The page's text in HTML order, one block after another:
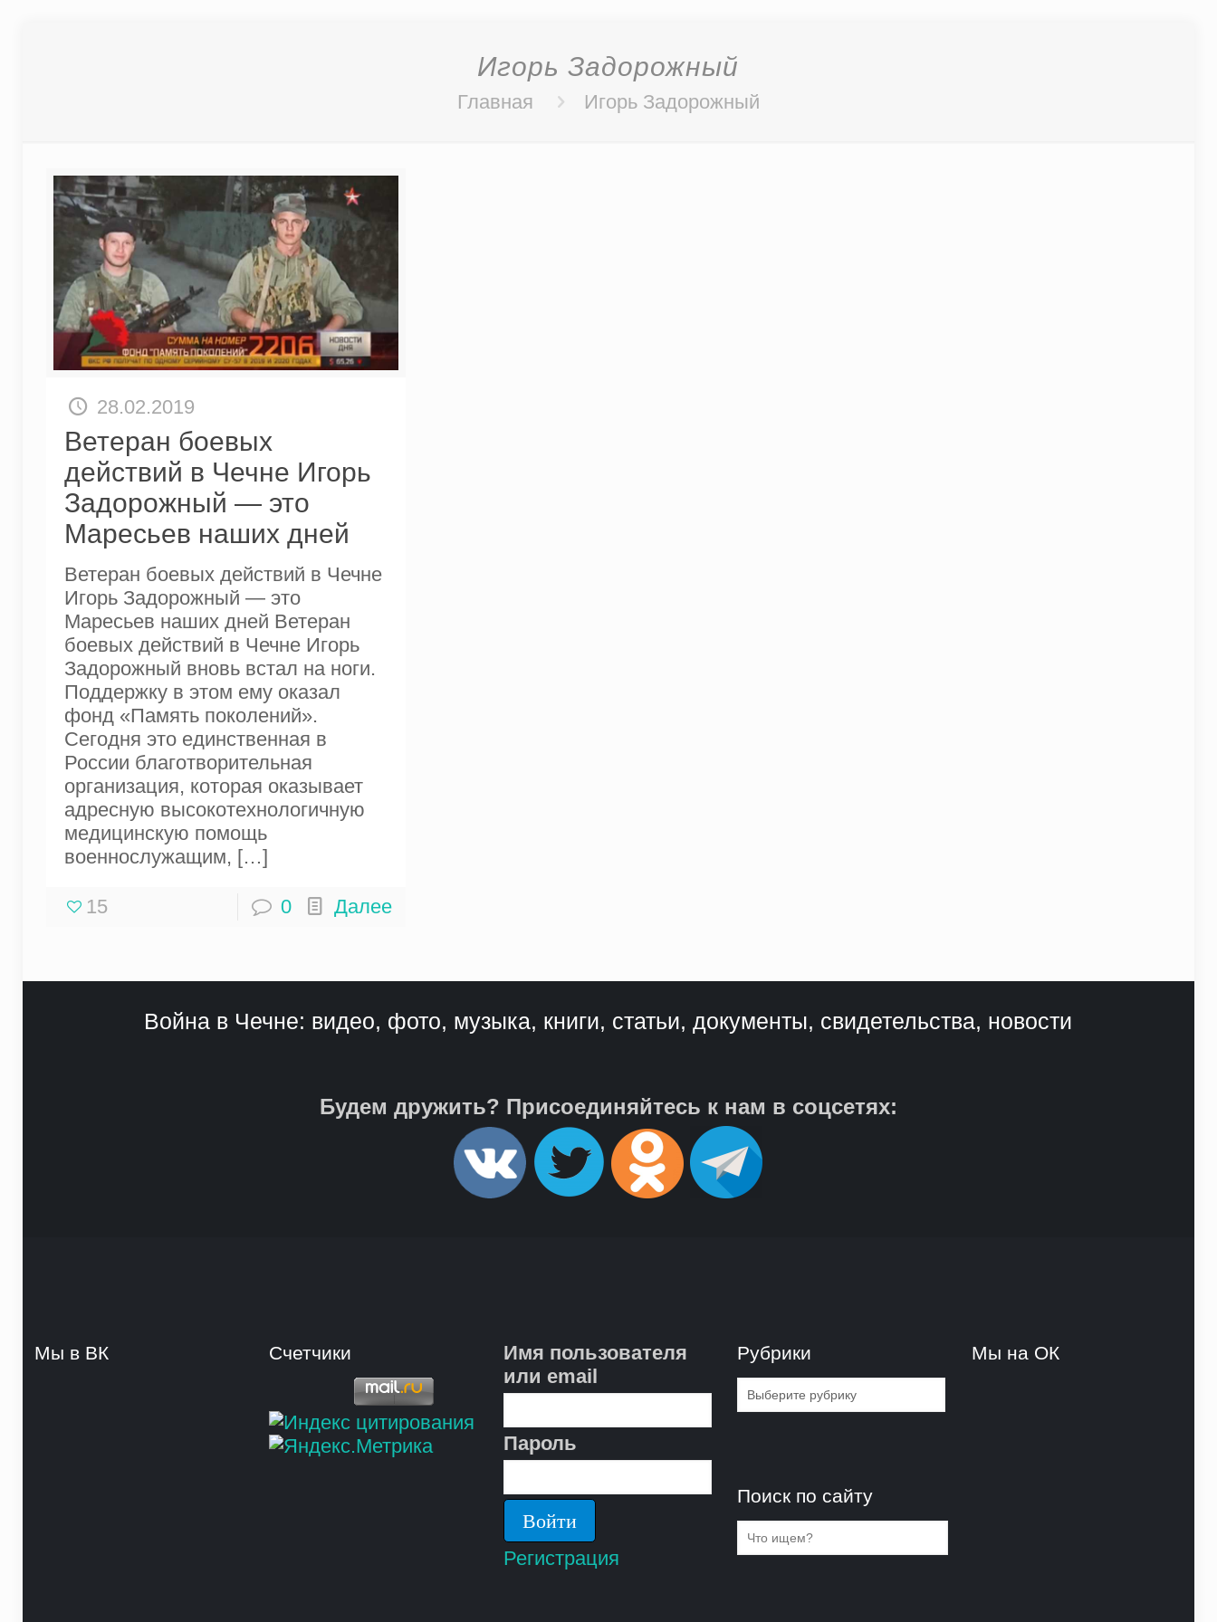
Игорь Задорожный
Главная Игорь Задорожный
28.02.2019
Ветеран боевых
действий в Чечне Игорь
Задорожный — это
Маресьев наших дней
Ветеран боевых действий в Чечне
Игорь Задорожный — это
Маресьев наших дней Ветеран
боевых действий в Чечне Игорь
Задорожный вновь встал на ноги.
Поддержку в этом ему оказал
фонд «Память поколений».
Сегодня это единственная в
России благотворительная
организация, которая оказывает
адресную высокотехнологичную
медицинскую помощь
военнослужащим, […]
15 0 Далее
Война в Чечне: видео, фото, музыка, книги, статьи, документы, свидетельства, новости
Будем дружить? Присоединяйтесь к нам в соцсетях:
Мы в ВК Счетчики
Имя пользователя
или email
Пароль
Регистрация
Рубрики
Рубрики
Поиск по сайту
Мы на ОК